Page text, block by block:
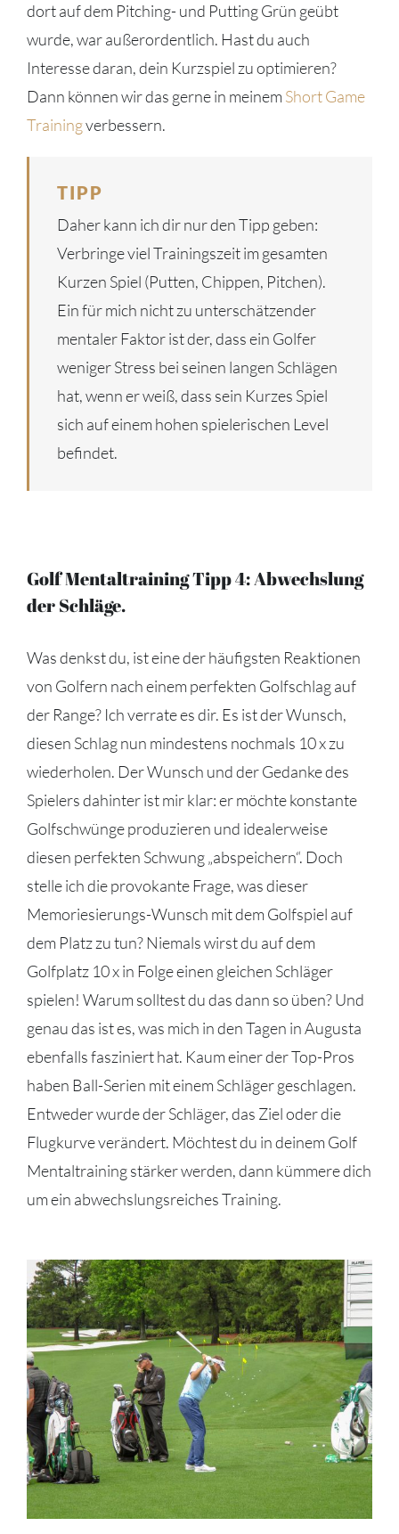
dort auf dem Pitching- und Putting Grün geübt
wurde, war außerordentlich. Hast du auch
Interesse daran, dein Kurzspiel zu optimieren?
Dann können wir das gerne in meinem Short Game
Trainingverbessern.
TIPP
Daher kann ich dir nur den Tipp geben:
Verbringe viel Trainingszeit im gesamten
Kurzen Spiel (Putten, Chippen, Pitchen).
Ein für mich nicht zu unterschätzender
mentaler Faktor ist der, dass ein Golfer
weniger Stress bei seinen langen Schlägen
hat, wenn er weiß, dass sein Kurzes Spiel
sich auf einem hohen spielerischen Level
befindet.
Golf Mentaltraining Tipp 4: Abwechslung
der Schläge.
Was denkst du, ist eine der häufigsten Reaktionen
von Golfern nach einem perfekten Golfschlag auf
der Range? Ich verrate es dir. Es ist der Wunsch,
diesen Schlag nun mindestens nochmals 10 x zu
wiederholen. Der Wunsch und der Gedanke des
Spielers dahinter ist mir klar: er möchte konstante
Golfschwünge produzieren und idealerweise
diesen perfekten Schwung „abspeichern“. Doch
stelle ich die provokante Frage, was dieser
Memoriesierungs-Wunsch mit dem Golfspiel auf
dem Platz zu tun? Niemals wirst du auf dem
Golfplatz 10 x in Folge einen gleichen Schläger
spielen! Warum solltest du das dann so üben? Und
genau das ist es, was mich in den Tagen in Augusta
ebenfalls fasziniert hat. Kaum einer der Top-Pros
haben Ball-Serien mit einem Schläger geschlagen.
Entweder wurde der Schläger, das Ziel oder die
Flugkurve verändert. Möchtest du in deinem Golf
Mentaltraining stärker werden, dann kümmere dich
um ein abwechslungsreiches Training.